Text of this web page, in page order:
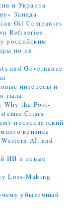
и Украина
Запада
Oil Companies
Refineries
российским
по их
and Governance
интересы и
тыла
Why the Post-
Crisis
постсоветский
кризиса
AI, and
ИИ и новые
Loss-Making
убыточный